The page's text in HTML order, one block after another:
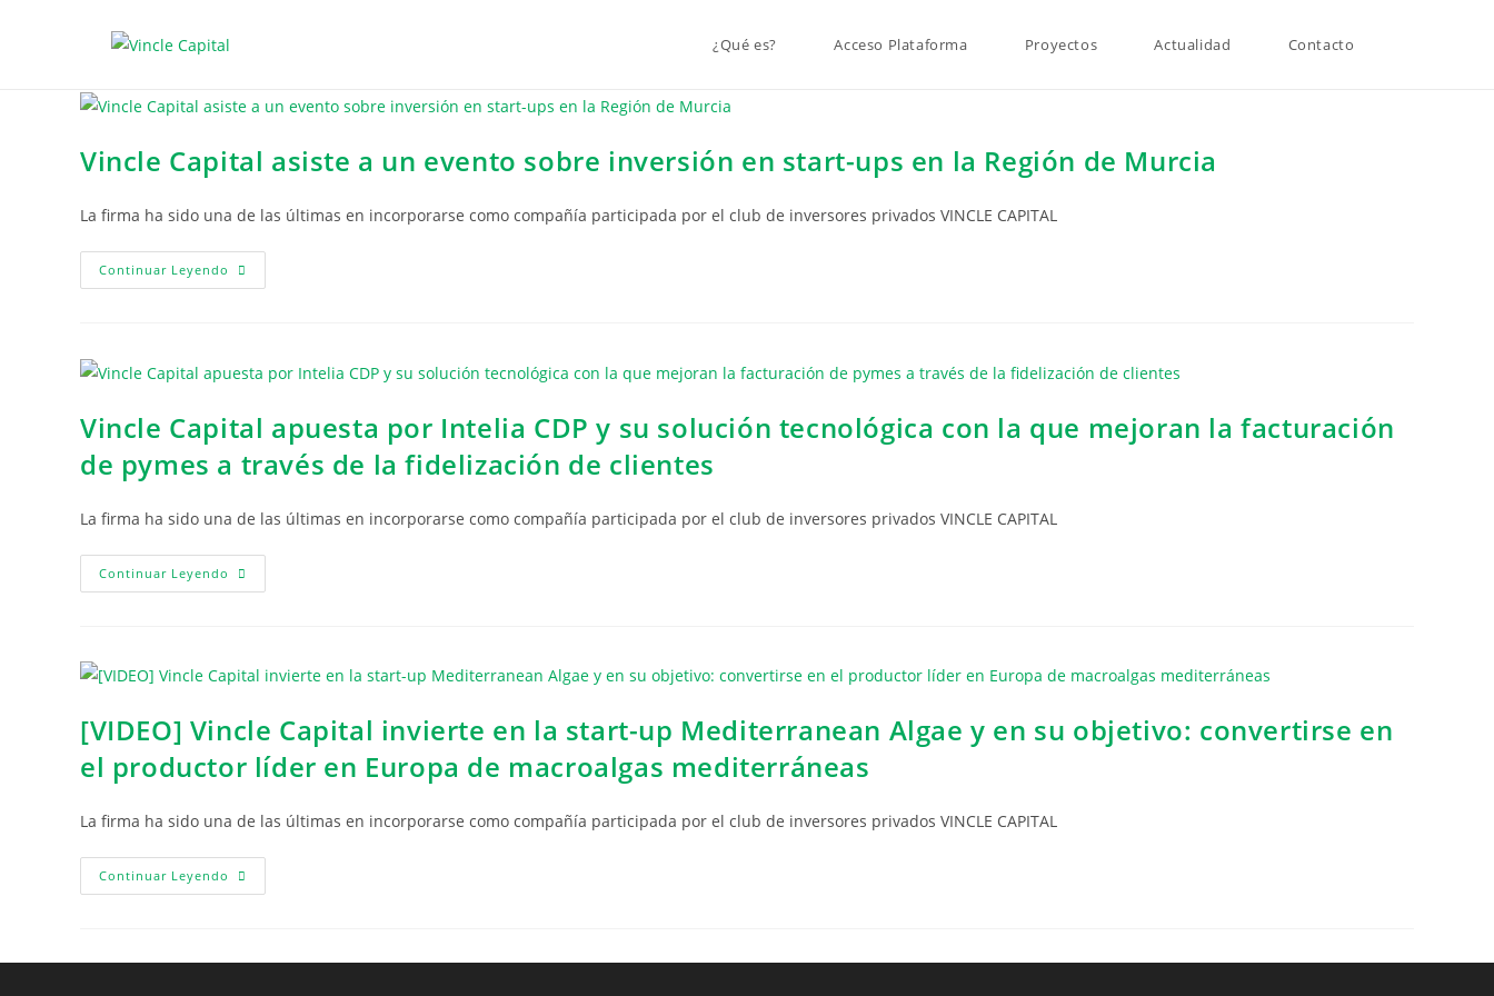
¿Qué es? Acceso Plataforma Proyectos Actualidad Contacto
Vincle Capital asiste a un evento sobre inversión en start-ups en la Región de Murcia
La firma ha sido una de las últimas en incorporarse como compañía participada por el club de inversores privados VINCLE CAPITAL
Continuar Leyendo
Vincle Capital apuesta por Intelia CDP y su solución tecnológica con la que mejoran la facturación
de pymes a través de la fidelización de clientes
La firma ha sido una de las últimas en incorporarse como compañía participada por el club de inversores privados VINCLE CAPITAL
Continuar Leyendo
[VIDEO] Vincle Capital invierte en la start-up Mediterranean Algae y en su objetivo: convertirse en
el productor líder en Europa de macroalgas mediterráneas
La firma ha sido una de las últimas en incorporarse como compañía participada por el club de inversores privados VINCLE CAPITAL
Continuar Leyendo